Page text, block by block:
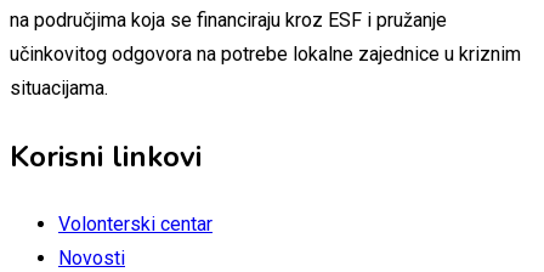
na područjima koja se financiraju kroz ESF i pružanje
učinkovitog odgovora na potrebe lokalne zajednice u kriznim
situacijama.
Korisni linkovi
Volonterski centar
Novosti